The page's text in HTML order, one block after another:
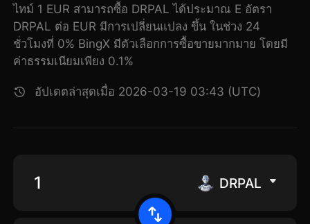
ไทม์ 1 EUR สามารถซื้อ DRPAL ได้ประมาณ E อัตรา
DRPAL ต่อ EUR มีการเปลี่ยนแปลง ขึ้น ในช่วง 24
ชั่วโมงที่ 0% BingX มีตัวเลือกการซื้อขายมากมาย โดยมี
ค่าธรรมเนียมเพียง 0.1%
อัปเดตล่าสุดเมื่อ 2026-03-19 03:43 (UTC)
DRPAL